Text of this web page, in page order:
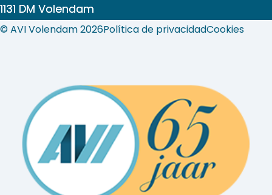
1131 DM Volendam
© AVI Volendam 2026Política de privacidadCookies